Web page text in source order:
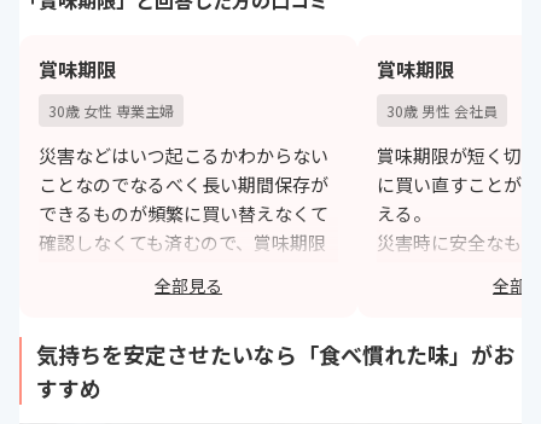
賞味期限
30歳 女性 専業主婦
災害などはいつ起こるかわからない
ことなのでなるべく長い期間保存が
できるものが頻繁に買い替えなくて
確認しなくても済むので、賞味期限
全部見る
賞味期限
30歳 男性 会社員
賞味期限が短く切
に買い直すことが
える。
災害時に安全なも
惑がかかるため。
全部
気持ちを安定させたいなら「食べ慣れた味」がお
すすめ